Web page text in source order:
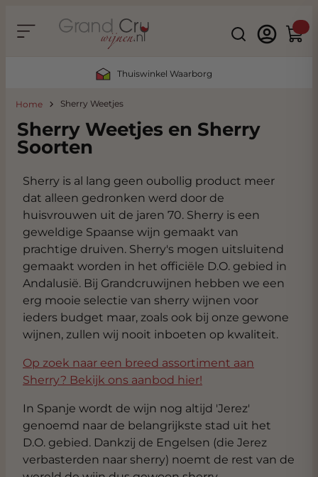
Search
Thuiswinkel Waarborg
Home Sherry Weetjes
Sherry Weetjes en Sherry
Soorten
Sherry is al lang geen oubollig product meer
dat alleen gedronken werd door de
huisvrouwen uit de jaren 70. Sherry is een
geweldige Spaanse wijn gemaakt van
prachtige druiven. Sherry's mogen uitsluitend
gemaakt worden in het officiële D.O. gebied in
Andalusië. Bij Grandcruwijnen hebben we een
erg mooie selectie van sherry wijnen voor
ieders budget maar, zoals ook bij onze gewone
wijnen, zullen wij nooit inboeten op kwaliteit.
Op zoek naar een breed assortiment aan
Sherry? Bekijk ons aanbod hier!
In Spanje wordt de wijn nog altijd 'Jerez'
genoemd naar de belangrijkste stad uit het
D.O. gebied. Dankzij de Engelsen (die Jerez
verbasterden naar sherry) noemt de rest van de